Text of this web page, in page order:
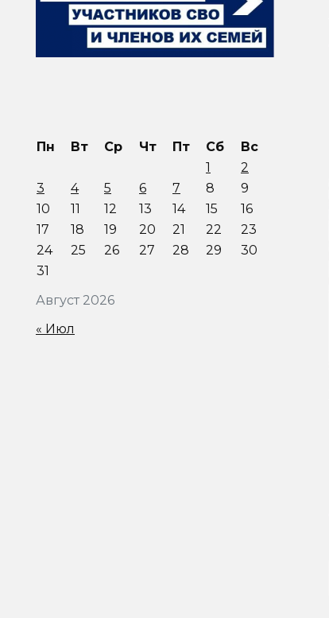
Август 2026
Пн Вт Ср Чт Пт Сб
Вс
1
2
3
4 5 6 7 8
9
10
11 12 13 14 15
16
17
18 19 20 21 22
23
24
25 26 27 28 29
30
31
« Июл